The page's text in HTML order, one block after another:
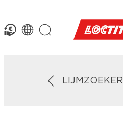
LIJMZOEKER